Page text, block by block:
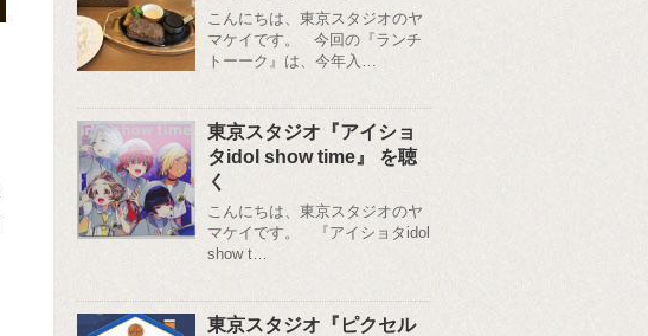
こんにちは、東京スタジオのヤ
マケイです。 今回の『ランチ
トーーク』は、今年入…
東京スタジオ『アイショ
タidol show time』 を聴
く
こんにちは、東京スタジオのヤ
マケイです。 『アイショタidol
show t…
東京スタジオ『ピクセル